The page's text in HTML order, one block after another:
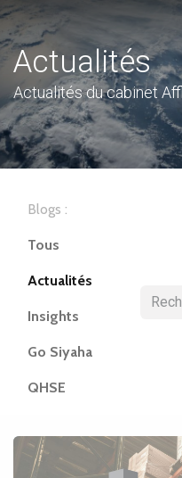
Actualités
Actualités du cabinet
Blogs :
Tous
Actualités
Insights
Go Siyaha
QHSE